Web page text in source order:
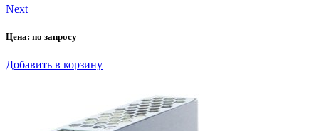
Next
Цена: по запросу
Добавить в корзину